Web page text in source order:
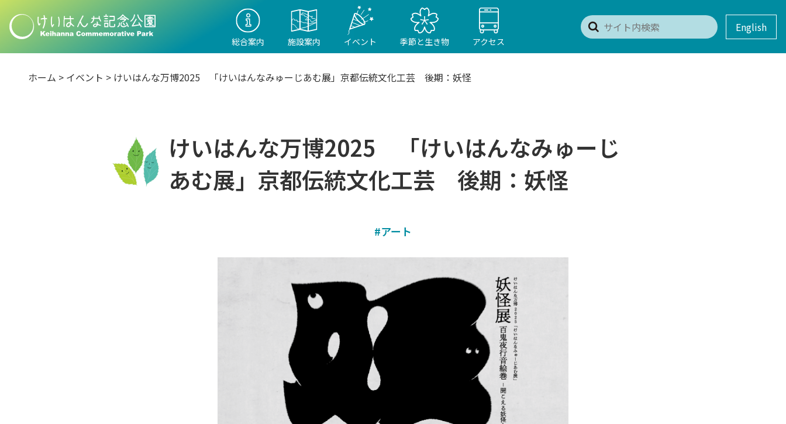
English
総合案内 施設案内 イベント 季節と生き物 アクセス
ホーム > イベント > けいはんな万博2025 「けいはんなみゅーじあむ展」京都伝統文化工芸 後期：妖怪
けいはんな万博2025 「けいはんなみゅーじ
あむ展」京都伝統文化工芸 後期：妖怪
#アート